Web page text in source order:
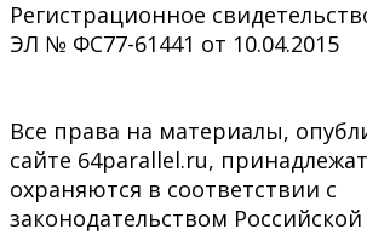
Регистрационное
ЭЛ № ФС77-61441 от 10.04.2015
Все права на материалы,
сайте 64parallel.ru,
охраняются в соответствии с
законодательством